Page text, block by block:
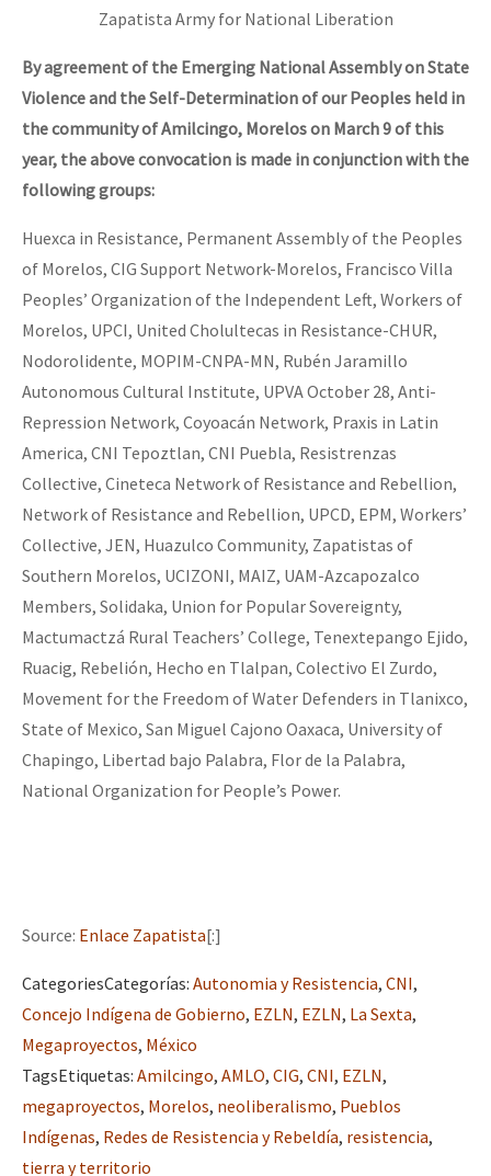
Zapatista Army for National Liberation
By agreement of the Emerging National Assembly on State
Violence and the Self-Determination of our Peoples held in
the community of Amilcingo, Morelos on March 9 of this
year, the above convocation is made in conjunction with the
following groups:
Huexca in Resistance, Permanent Assembly of the Peoples
of Morelos, CIG Support Network-Morelos, Francisco Villa
Peoples’ Organization of the Independent Left, Workers of
Morelos, UPCI, United Cholultecas in Resistance-CHUR,
Nodorolidente, MOPIM-CNPA-MN, Rubén Jaramillo
Autonomous Cultural Institute, UPVA October 28, Anti-
Repression Network, Coyoacán Network, Praxis in Latin
America, CNI Tepoztlan, CNI Puebla, Resistrenzas
Collective, Cineteca Network of Resistance and Rebellion,
Network of Resistance and Rebellion, UPCD, EPM, Workers’
Collective, JEN, Huazulco Community, Zapatistas of
Southern Morelos, UCIZONI, MAIZ, UAM-Azcapozalco
Members, Solidaka, Union for Popular Sovereignty,
Mactumactzá Rural Teachers’ College, Tenextepango Ejido,
Ruacig, Rebelión, Hecho en Tlalpan, Colectivo El Zurdo,
Movement for the Freedom of Water Defenders in Tlanixco,
State of Mexico, San Miguel Cajono Oaxaca, University of
Chapingo, Libertad bajo Palabra, Flor de la Palabra,
National Organization for People’s Power.
Source: Enlace Zapatista[:]
CategoriesCategorías: Autonomia y Resistencia, CNI,
Concejo Indígena de Gobierno, EZLN, EZLN, La Sexta,
Megaproyectos, México
TagsEtiquetas: Amilcingo, AMLO, CIG, CNI, EZLN,
megaproyectos, Morelos, neoliberalismo, Pueblos
Indígenas, Redes de Resistencia y Rebeldía, resistencia,
tierra y territorio